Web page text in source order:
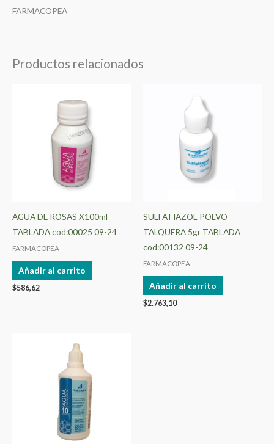
FARMACOPEA
Productos relacionados
AGUA DE ROSAS X100ml
TABLADA cod:00025 09-24
FARMACOPEA
Añadir al carrito
$586,62
SULFATIAZOL POLVO
TALQUERA 5gr TABLADA
cod:00132 09-24
FARMACOPEA
Añadir al carrito
$2.763,10